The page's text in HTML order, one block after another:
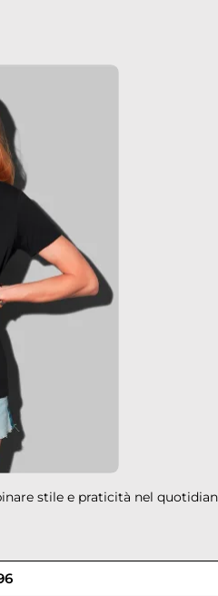
stile e praticità nel